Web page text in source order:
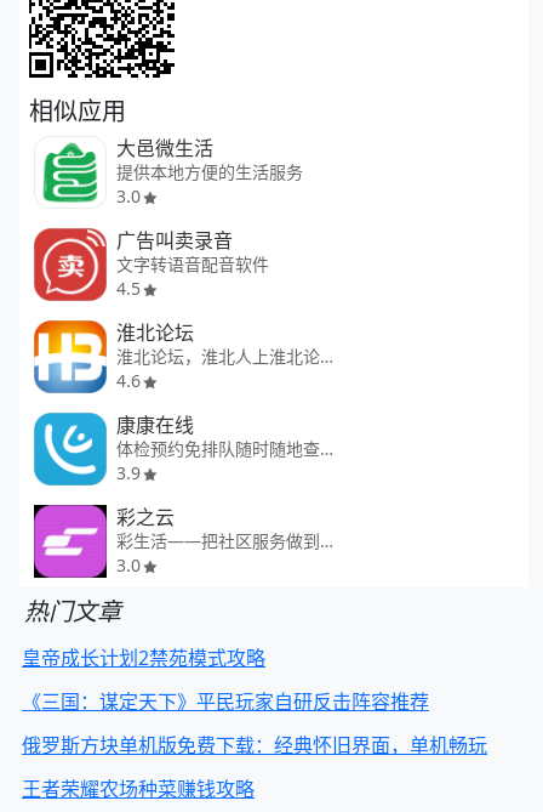
相似应用
大邑微生活
提供本地方便的生活服务
3.0
广告叫卖录音
文字转语音配音软件
4.5
淮北论坛
淮北论坛，淮北人上淮北论坛！
4.6
康康在线
体检预约免排队随时随地查报告
3.9
彩之云
彩生活——把社区服务做到家
3.0
热门文章
皇帝成长计划2禁苑模式攻略
《三国：谋定天下》平民玩家自研反击阵容推荐
俄罗斯方块单机版免费下载：经典怀旧界面，单机畅玩
王者荣耀农场种菜赚钱攻略